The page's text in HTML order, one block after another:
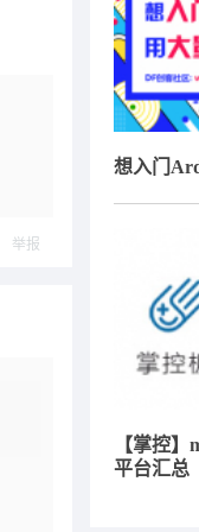
举报
想入门
【掌控
平台汇总